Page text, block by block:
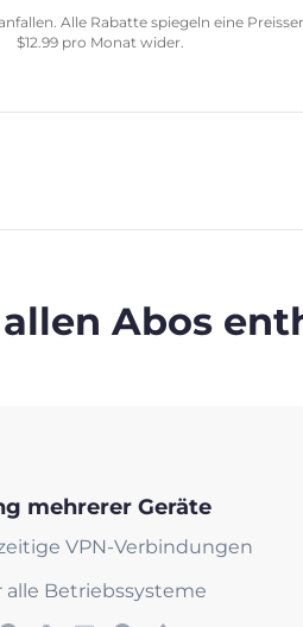
Alle Rabatte spiegeln eine
$12.99pro Monat wider.
Abos
mehrerer Geräte
VPN-Verbindungen
alle Betriebssysteme